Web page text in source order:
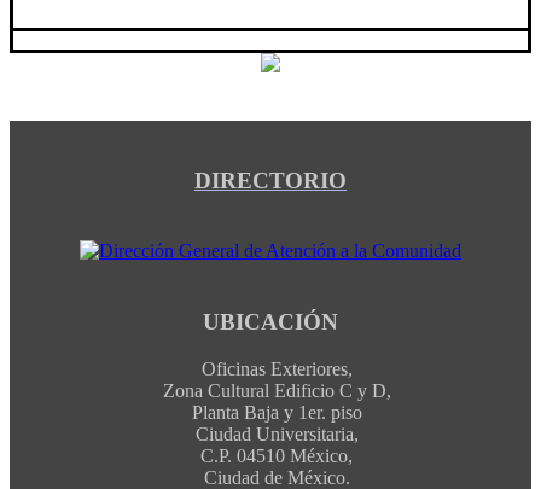
DIRECTORIO
UBICACIÓN
Oficinas Exteriores,
Zona Cultural Edificio C y D,
Planta Baja y 1er. piso
Ciudad Universitaria,
C.P. 04510 México,
Ciudad de México.